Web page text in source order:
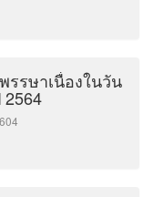
รรษาเนื่องในวัน
604